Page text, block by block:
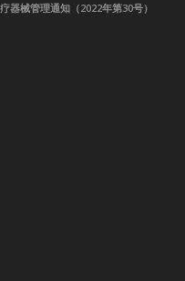
械管理通知（2022年第30号）